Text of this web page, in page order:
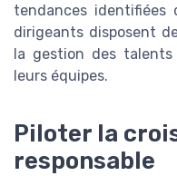
tendances identifiées
dirigeants disposent
la gestion des
leurs équipes.
Piloter la
responsable